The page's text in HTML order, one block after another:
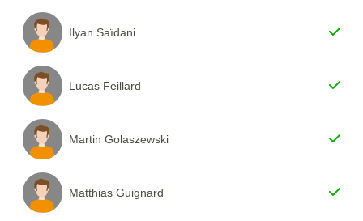
Ilyan Saïdani
Lucas Feillard
Martin Golaszewski
Matthias Guignard